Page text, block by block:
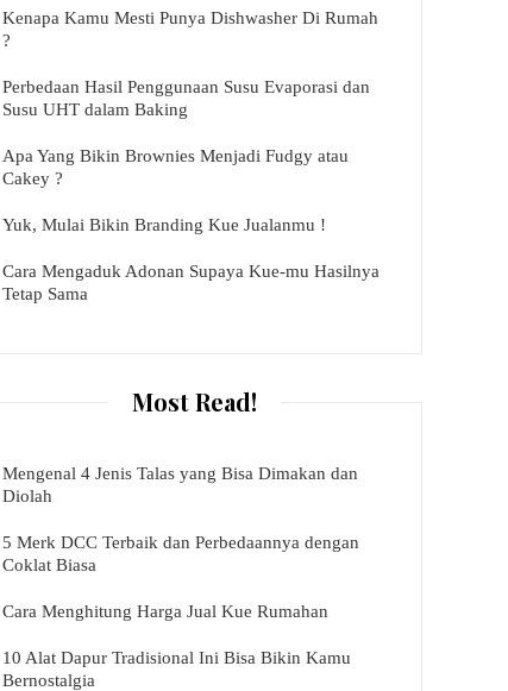
Kenapa Kamu Mesti Punya Dishwasher Di Rumah
?
Perbedaan Hasil Penggunaan Susu Evaporasi dan
Susu UHT dalam Baking
Apa Yang Bikin Brownies Menjadi Fudgy atau
Cakey ?
Yuk, Mulai Bikin Branding Kue Jualanmu !
Cara Mengaduk Adonan Supaya Kue-mu Hasilnya
Tetap Sama
Most Read!
Mengenal 4 Jenis Talas yang Bisa Dimakan dan
Diolah
5 Merk DCC Terbaik dan Perbedaannya dengan
Coklat Biasa
Cara Menghitung Harga Jual Kue Rumahan
10 Alat Dapur Tradisional Ini Bisa Bikin Kamu
Bernostalgia